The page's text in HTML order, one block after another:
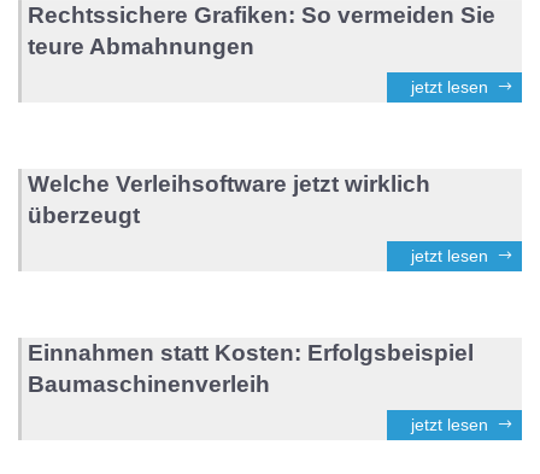
Rechtssichere Grafiken: So vermeiden Sie
teure Abmahnungen
jetzt lesen
Welche Verleihsoftware jetzt wirklich
überzeugt
jetzt lesen
Einnahmen statt Kosten: Erfolgsbeispiel
Baumaschinenverleih
jetzt lesen